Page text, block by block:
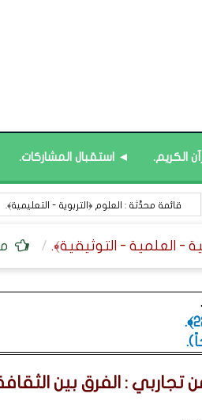
الكريم. ◄ استقبال المشاركات.
13 أغسطس : اليوم العالمي لعسيري اليد.
.
تجاربي : الفرق بين